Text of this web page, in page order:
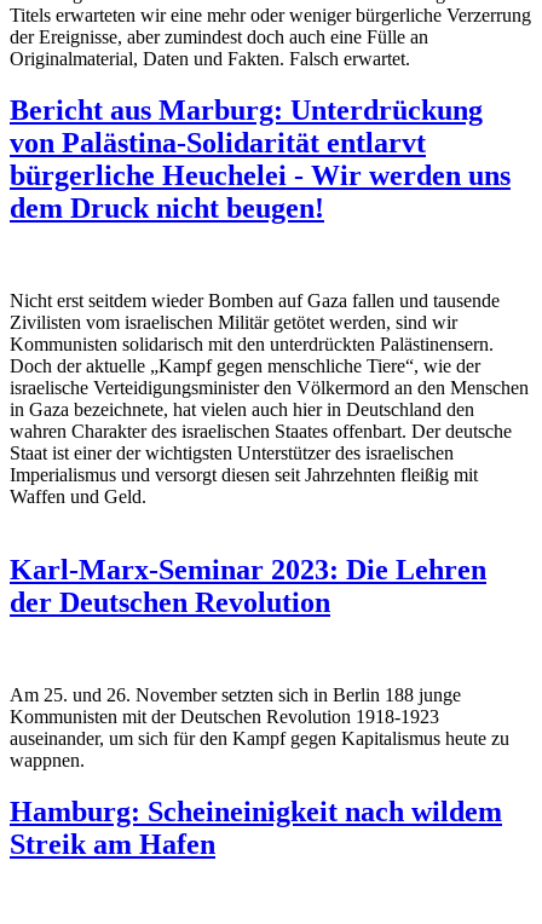
Titels erwarteten wir eine mehr oder weniger bürgerliche Verzerrung
der Ereignisse, aber zumindest doch auch eine Fülle an
Originalmaterial, Daten und Fakten. Falsch erwartet.
Bericht aus Marburg: Unterdrückung
von Palästina-Solidarität entlarvt
bürgerliche Heuchelei - Wir werden uns
dem Druck nicht beugen!
Nicht erst seitdem wieder Bomben auf Gaza fallen und tausende
Zivilisten vom israelischen Militär getötet werden, sind wir
Kommunisten solidarisch mit den unterdrückten Palästinensern.
Doch der aktuelle „Kampf gegen menschliche Tiere“, wie der
israelische Verteidigungsminister den Völkermord an den Menschen
in Gaza bezeichnete, hat vielen auch hier in Deutschland den
wahren Charakter des israelischen Staates offenbart. Der deutsche
Staat ist einer der wichtigsten Unterstützer des israelischen
Imperialismus und versorgt diesen seit Jahrzehnten fleißig mit
Waffen und Geld.
Karl-Marx-Seminar 2023: Die Lehren
der Deutschen Revolution
Am 25. und 26. November setzten sich in Berlin 188 junge
Kommunisten mit der Deutschen Revolution 1918-1923
auseinander, um sich für den Kampf gegen Kapitalismus heute zu
wappnen.
Hamburg: Scheineinigkeit nach wildem
Streik am Hafen